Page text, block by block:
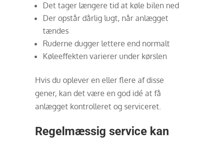
Det tager længere tid at køle bilen ned
Der opstår dårlig lugt, når anlægget
tændes
Ruderne dugger lettere end normalt
Køleeffekten varierer under kørslen
Hvis du oplever en eller flere af disse
gener, kan det være en god idé at få
anlægget kontrolleret og serviceret.
Regelmæssig service kan